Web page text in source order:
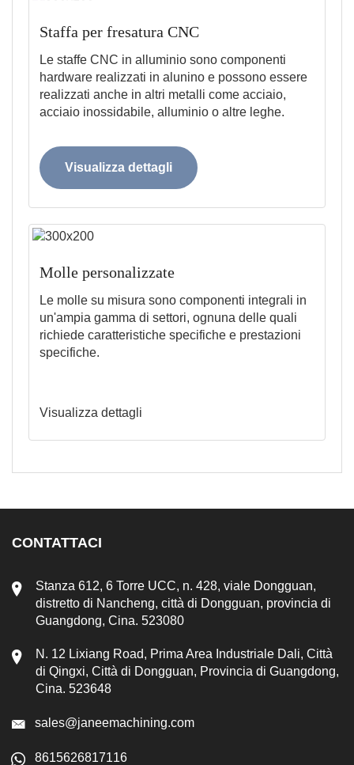
Staffa per fresatura CNC
Le staffe CNC in alluminio sono componenti
hardware realizzati in alunino e possono essere
realizzati anche in altri metalli come acciaio,
acciaio inossidabile, alluminio o altre leghe.
Visualizza dettagli
Molle personalizzate
Le molle su misura sono componenti integrali in
un'ampia gamma di settori, ognuna delle quali
richiede caratteristiche specifiche e prestazioni
specifiche.
Visualizza dettagli
CONTATTACI
Stanza 612, 6 Torre UCC, n. 428, viale Dongguan,
distretto di Nancheng, città di Dongguan, provincia di
Guangdong, Cina. 523080
N. 12 Lixiang Road, Prima Area Industriale Dali, Città
di Qingxi, Città di Dongguan, Provincia di Guangdong,
Cina. 523648
sales@janeemachining.com
8615626817116